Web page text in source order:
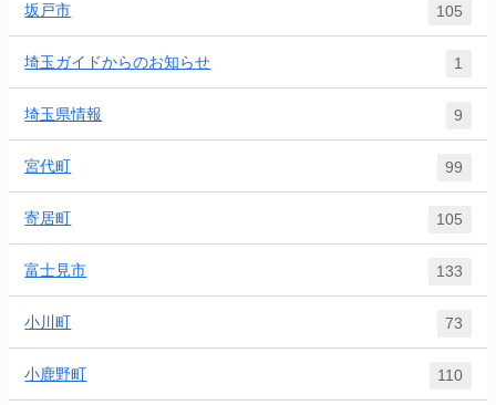
坂戸市 105
埼玉ガイドからのお知らせ 1
埼玉県情報 9
宮代町 99
寄居町 105
富士見市 133
小川町 73
小鹿野町 110